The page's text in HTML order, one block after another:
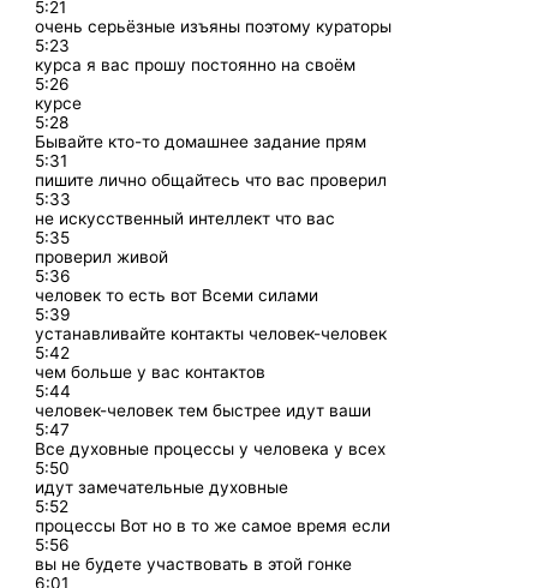
5:21
очень серьёзные изъяны поэтому кураторы
5:23
курса я вас прошу постоянно на своём
5:26
курсе
5:28
Бывайте кто-то домашнее задание прям
5:31
пишите лично общайтесь что вас проверил
5:33
не искусственный интеллект что вас
5:35
проверил живой
5:36
человек то есть вот Всеми силами
5:39
устанавливайте контакты человек-человек
5:42
чем больше у вас контактов
5:44
человек-человек тем быстрее идут ваши
5:47
Все духовные процессы у человека у всех
5:50
идут замечательные духовные
5:52
процессы Вот но в то же самое время если
5:56
вы не будете участвовать в этой гонке
6:01